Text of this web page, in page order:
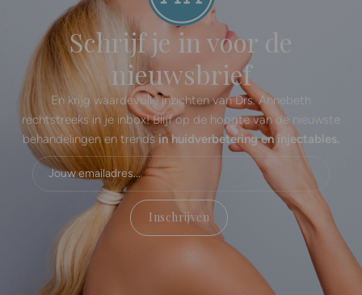
Schrijf je in voor de
nieuwsbrief​
En krijg waardevolle inzichten van Drs. Annebeth
rechtstreeks in je inbox! Blijf op de hoogte van de nieuwste
behandelingen en trendsin huidverbetering en injectables.